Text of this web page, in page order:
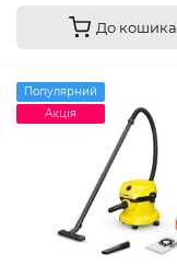
До кошика
Популярний
Акція